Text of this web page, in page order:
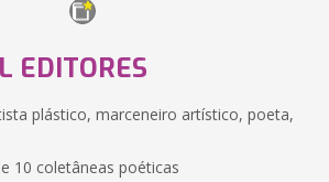
EDITORES
plástico, marceneiro artístico, poeta,
10 coletâneas poéticas